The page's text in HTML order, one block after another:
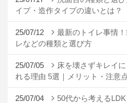
イプ・造作タイプの違いとは？
25/07/12
最新のトイレ事情
レなどの種類と選び方
25/07/05
床を壊さずキレイ
れる理由 5選｜メリット・注意
25/07/04
50代から考える